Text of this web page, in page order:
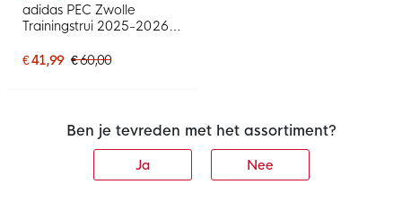
adidas PEC Zwolle
Trainingstrui 2025-2026
€ 41,99 € 60,00
Ben je tevreden met het assortiment?
Ja Nee